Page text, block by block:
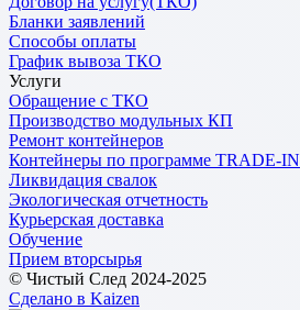
Бланки заявлений
Способы оплаты
График вывоза ТКО
Услуги
Обращение с ТКО
Производство модульных КП
Ремонт контейнеров
Контейнеры по программе TRADE-IN
Ликвидация свалок
Экологическая отчетность
Курьерская доставка
Обучение
Прием вторсырья
© Чистый След 2024-2025
Сделано в Kaizen